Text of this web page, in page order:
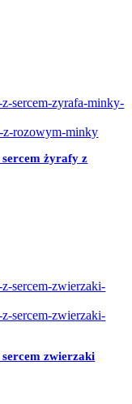
sercem żyrafy z
sercem zwierzaki